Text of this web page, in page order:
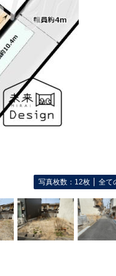
写真枚数：12枚 全て